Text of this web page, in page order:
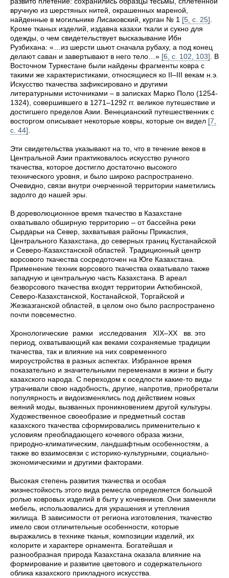
вручную из шерстяных нитей, окрашенных мареной,
найденные в могильнике Лисаковский, курган № 1 [5, с. 25].
Кроме тканых изделий, издавна казахи ткали и сукно для
одежды, о чем свидетельствует высказывание Ибн
Рузбихана: «…из шерсти шьют сначала рубаху, а под конец
делают саван и завертывают в него тело…» [6, с. 102, 103]. В
Восточном Туркестане были найдены фрагменты ковра с
такими же характеристиками, относящиеся ко II–III векам н.э.
Искусство ткачества зафиксировано и другими
литературными источниками – в записках Марко Поло (1254-
1324), совершившего в 1271–1292 гг. великое путешествие и
достигшего пределов Азии. Венецианский путешественник с
восторгом описывает некоторые ковры, которые он видел [7,
с. 44].
Эти свидетельства указывают на то, что в течение веков в
Центральной Азии практиковалось искусство ручного
ткачества, которое достигло достаточно высокого
технического уровня, и было широко распространено.
Очевидно, связи внутри очерченной территории наметились
задолго до нашей эры.
В дореволюционное время ткачество в Казахстане
охватывало обширную территорию – от бассейна реки
Сырдарьи на Север, захватывая районы Прикаспия,
Центрального Казахстана, до северных границ Кустанайской
и Северо-Казахстанской областей. Традиционный центр
ворсового ткачества сосредоточен на Юге Казахстана.
Применение техник ворсового ткачества охватывало также
западную и центральную часть Казахстана. В ареал
безворсового ткачества входят территории Актюбинской,
Северо-Казахстанской, Костанайской, Торгайской и
Жезказганской областей, в целом оно было распространено
почти повсеместно.
Хронологические рамки исследования XIX–XX вв. это
период, охватывающий как веками сохраняемые традиции
ткачества, так и влияние на них современного
мироустройства в разных аспектах. Избранное время
показательно и значительными переменами в жизни и быту
казахского народа. С переходом к оседлости какие-то виды
утрачивали свою надобность, другие, напротив, приобретали
популярность и видоизменялись под действием новых
веяний моды, вызванных проникновением другой культуры.
Художественное своеобразие и предметный состав
казахского ткачества сформировались применительно к
условиям преобладающего кочевого образа жизни,
природно-климатическим, ландшафтным особенностям, а
также во взаимосвязи с историко-культурными, социально-
экономическими и другими факторами.
Высокая степень развития ткачества и особая
жизнестойкость этого вида ремесла определяется большой
ролью ковровых изделий в быту у кочевников. Они заменяли
мебель, использовались для украшения и утепления
жилища. В зависимости от региона изготовления, ткачество
имело свои отличительные особенности, которые
выражались в технике тканья, композиции изделий, их
колорите и характере орнамента. Богатейшая и
разнообразная природа Казахстана оказала влияние на
формирование и развитие цветового и содержательного
облика казахского прикладного искусства.